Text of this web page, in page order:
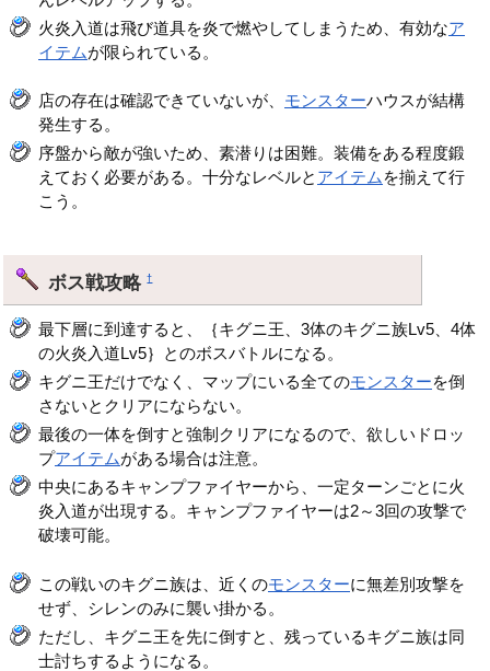
火炎入道は飛び道具を炎で燃やしてしまうため、有効なア
イテムが限られている。
店の存在は確認できていないが、 モンスターハウスが結構
発生する。
序盤から敵が強いため、素潜りは困難。装備をある程度鍛
えておく必要がある。十分なレベルと アイテム を揃えて行
こう。
ボス戦攻略†
最下層に到達すると、｛キグニ王、3体のキグニ族Lv5、4体
の火炎入道Lv5｝とのボスバトルになる。
キグニ王だけでなく、マップにいる全てのモンスターを倒
さないとクリアにならない。
最後の一体を倒すと強制クリアになるので、欲しいドロッ
プアイテムがある場合は注意。
中央にあるキャンプファイヤーから、一定ターンごとに火
炎入道が出現する。キャンプファイヤーは2～3回の攻撃で
破壊可能。
この戦いのキグニ族は、近くのモンスターに無差別攻撃を
せず、シレンのみに襲い掛かる。
ただし、キグニ王を先に倒すと、残っているキグニ族は同
士討ちするようになる。